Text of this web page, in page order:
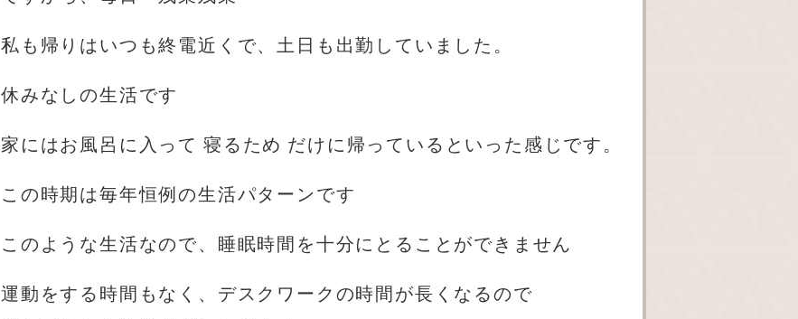
私も帰りはいつも終電近くで、土日も出勤していました。
休みなしの生活です
家にはお風呂に入って 寝るため だけに帰っているといった感じです。
この時期は毎年恒例の生活パターンです
このような生活なので、睡眠時間を十分にとることができません
運動をする時間もなく、デスクワークの時間が長くなるので